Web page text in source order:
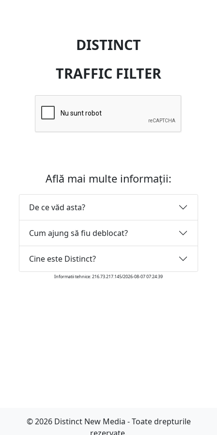
DISTINCT
TRAFFIC FILTER
Află mai multe informații:
De ce văd asta?
Cum ajung să fiu deblocat?
Cine este Distinct?
Informatii tehnice: 216.73.217.145/2026-08-07 07:24:39
© 2026 Distinct New Media - Toate drepturile